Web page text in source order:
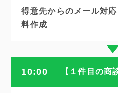
得意先からのメール対
料作成
10:00 【１件目の商